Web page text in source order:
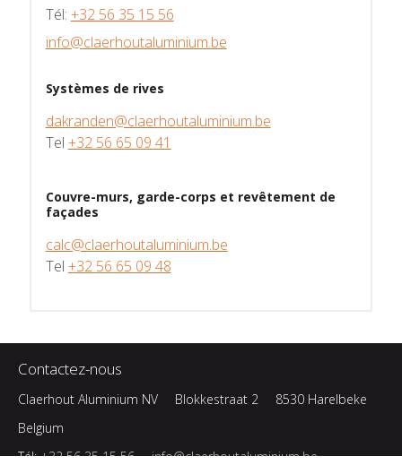
Tél: +32 56 35 15 56
info@claerhoutaluminium.be
Systèmes de rives
dakranden@claerhoutaluminium.be
Tel +32 56 65 09 41
Couvre-murs, garde-corps et revêtement de
façades
calc@claerhoutaluminium.be
Tel +32 56 65 09 48
Contactez-nous
Claerhout Aluminium NV Blokkestraat 2
8530 Harelbeke
Belgium
Tél:+32 56 35 15 56 info@claerhoutaluminium.be